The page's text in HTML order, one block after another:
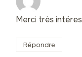
Merci très
Répondre